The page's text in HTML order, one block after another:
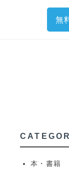
無
本・書籍